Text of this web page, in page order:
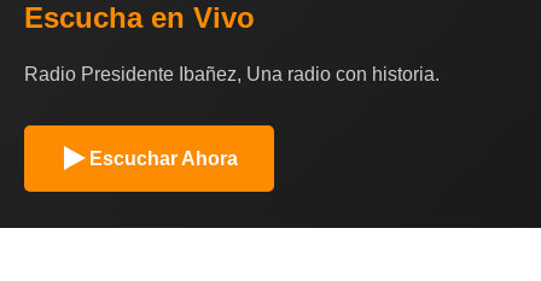
Escucha en Vivo
Radio Presidente Ibañez, Una radio con historia.
Escuchar Ahora